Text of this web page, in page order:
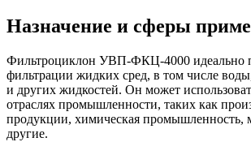
Назначение и сферы
Фильтроциклон УВП-ФКЦ-4000 идеально
фильтрации жидких сред, в том числе
и других жидкостей. Он может
отраслях промышленности, таких как
продукции, химическая промышленность,
другие.